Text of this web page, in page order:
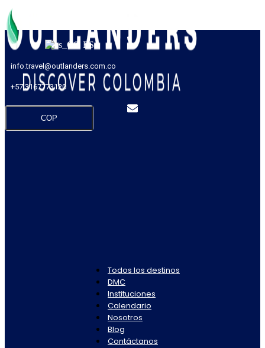
ES
COP
info.travel@outlanders.com.co
+57 3167773120
Todos los destinos
DMC
Instituciones
Calendario
Nosotros
Blog
Contáctanos